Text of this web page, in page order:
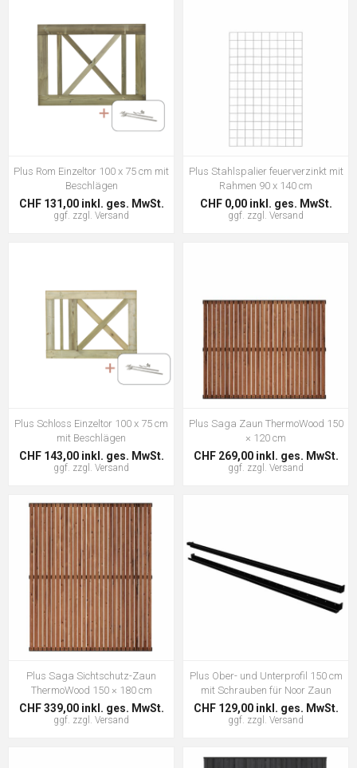
Plus Rom Einzeltor 100 x 75 cm mit
Beschlägen
CHF 131,00 inkl. ges. MwSt.
ggf. zzgl. Versand
Plus Stahlspalier feuerverzinkt mit
Rahmen 90 x 140 cm
CHF 0,00 inkl. ges. MwSt.
ggf. zzgl. Versand
Plus Schloss Einzeltor 100 x 75 cm
mit Beschlägen
CHF 143,00 inkl. ges. MwSt.
ggf. zzgl. Versand
Plus Saga Zaun ThermoWood 150
× 120 cm
CHF 269,00 inkl. ges. MwSt.
ggf. zzgl. Versand
Plus Saga Sichtschutz-Zaun
ThermoWood 150 × 180 cm
CHF 339,00 inkl. ges. MwSt.
ggf. zzgl. Versand
Plus Ober- und Unterprofil 150 cm
mit Schrauben für Noor Zaun
CHF 129,00 inkl. ges. MwSt.
ggf. zzgl. Versand